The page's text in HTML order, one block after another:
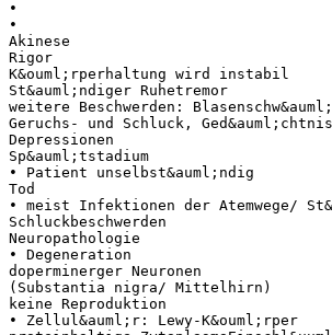
•
•
Akinese
Rigor
K&ouml;rperhaltung wird instabil
St&auml;ndiger Ruhetremor
weitere Beschwerden:
Geruchs- und Schluck,
Depressionen
Sp&auml;tstadium
• Patient unselbst&auml;ndig
Tod
• meist Infektionen der Atemwege/
Schluckbeschwerden
Neuropathologie
• Degeneration
doperminerger Neuronen
(Substantia nigra/ Mittelhirn)
keine Reproduktion
• Zellul&auml;r: Lewy-K&ouml;rper